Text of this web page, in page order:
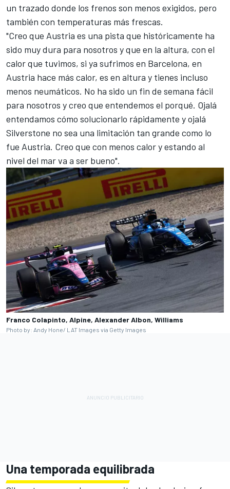
un trazado donde los frenos son menos exigidos, pero
también con temperaturas más frescas.
"Creo que Austria es una pista que históricamente ha
sido muy dura para nosotros y que en la altura, con el
calor que tuvimos, si ya sufrimos en Barcelona, en
Austria hace más calor, es en altura y tienes incluso
menos neumáticos. No ha sido un fin de semana fácil
para nosotros y creo que entendemos el porqué. Ojalá
entendamos cómo solucionarlo rápidamente y ojalá
Silverstone no sea una limitación tan grande como lo
fue Austria. Creo que con menos calor y estando al
nivel del mar va a ser bueno".
Franco Colapinto, Alpine, Alexander Albon, Williams
Photo by: Andy Hone/ LAT Images via Getty Images
Una temporada equilibrada